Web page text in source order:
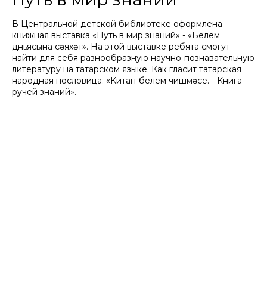
В Центральной детской библиотеке оформлена
книжная выставка «Путь в мир знаний» - «Белем
дөньясына сәяхәт». На этой выставке ребята смогут
найти для себя разнообразную научно-познавательную
литературу на татарском языке. Как гласит татарская
народная пословица: «Китап-белем чишмәсе. - Книга —
ручей знаний».